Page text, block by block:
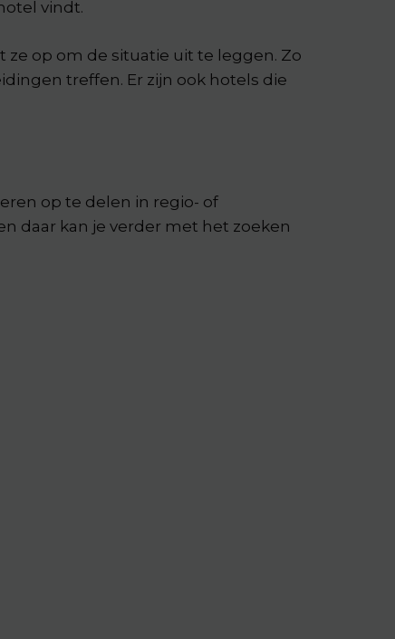
vindt.
op om de situatie uit te leggen. Zo
treffen. Er zijn ook hotels die
op te delen in regio- of
daar kan je verder met het zoeken